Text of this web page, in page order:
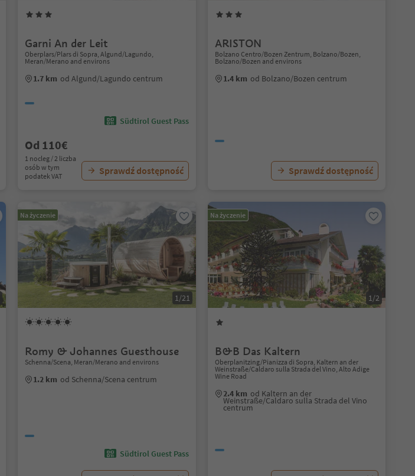
Garni An der Leit
Oberplars/Plars di Sopra, Algund/Lagundo,
Meran/Merano and environs
1.7 km od Algund/Lagundo centrum
Südtirol Guest Pass
Od 110€
1 nocleg / 2 liczba
osób w tym
podatek VAT
Sprawdź dostępność
ARISTON
Bolzano Centro/Bozen Zentrum, Bolzano/Bozen,
Bolzano/Bozen and environs
1.4 km od Bolzano/Bozen centrum
Sprawdź dostępność
Na życzenie
1/21
Romy & Johannes Guesthouse
Schenna/Scena, Meran/Merano and environs
1.2 km od Schenna/Scena centrum
Südtirol Guest Pass
Na życzenie
1/2
B&B Das Kaltern
Oberplanitzing/Pianizza di Sopra, Kaltern an der
Weinstraße/Caldaro sulla Strada del Vino, Alto Adige
Wine Road
2.4 km od Kaltern an der
Weinstraße/Caldaro sulla Strada del Vino
centrum